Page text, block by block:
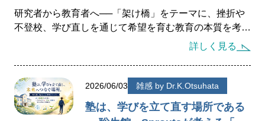
大学生&社会人のための学習指導
発達障がいのある 未就学児の療育
発達障がいのある小中高生への学習支援
聡生館ブログ特別編 （完全版は
Ameba Blogに掲載）
研究者から教育者へ──「架け橋」をテーマに、挫折や
不登校、学び直しを通じて希望を育む教育の本質を考
察。聡生館・Sproutsが大切にする「偏差値の先にある
す。
詳しく見る
2026/06/03 雑感 by Dr.K.Otsuhata
塾は、学びを立て直す場所である